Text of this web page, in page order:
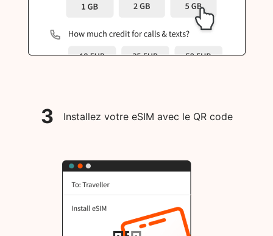
3 Installez votre eSIM avec le QR code